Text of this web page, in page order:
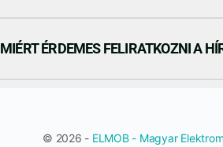
MIÉRT ÉRDEMES FELIRATKOZNI A
© 2026 - ELMOB - Magyar